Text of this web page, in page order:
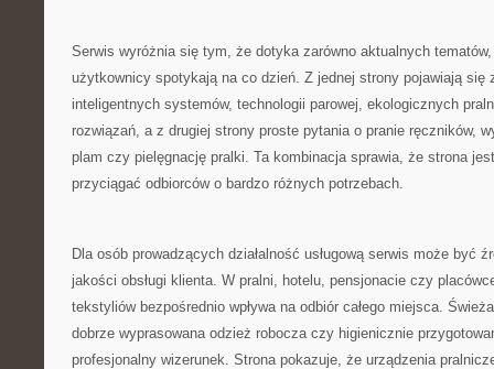
Serwis wyróżnia się tym, że dotyka zarówno aktualnych
użytkownicy spotykają na co dzień. Z jednej strony pojawiają się
inteligentnych systemów, technologii parowej, ekologicznych
rozwiązań, a z drugiej strony proste pytania o pranie ręczników,
plam czy pielęgnację pralki. Ta kombinacja sprawia, że strona
przyciągać odbiorców o bardzo różnych potrzebach.
Dla osób prowadzących działalność usługową serwis może być
jakości obsługi klienta. W pralni, hotelu, pensjonacie czy
tekstyliów bezpośrednio wpływa na odbiór całego miejsca.
dobrze wyprasowana odzież robocza czy higienicznie
profesjonalny wizerunek. Strona pokazuje, że urządzenia